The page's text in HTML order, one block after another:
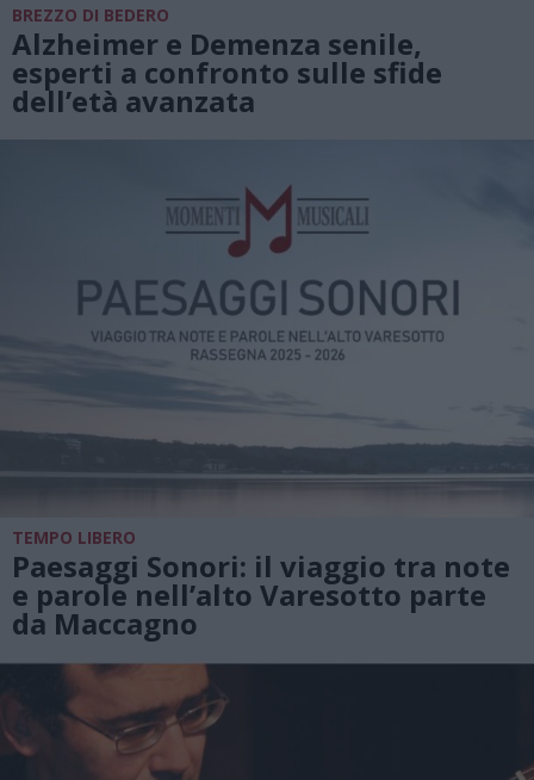
BREZZO DI BEDERO
Alzheimer e Demenza senile,
esperti a confronto sulle sfide
dell’età avanzata
TEMPO LIBERO
Paesaggi Sonori: il viaggio tra note
e parole nell’alto Varesotto parte
da Maccagno